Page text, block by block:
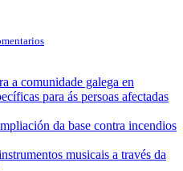
a comunidade galega en
para ás persoas afectadas
da base contra incendios
musicais a través da